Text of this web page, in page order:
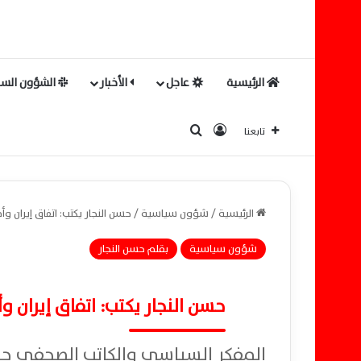
الرئيسية عاجل الأخبار الشؤون
تابعنا تسجيل الدخول
الرئيسية/شؤون سياسية/حسن النجار يكتب: اتفاق إيران
شؤون سياسية
بقلم حسن النجار
حسن النجار يكتب: اتفاق
المفكر السياسي والكاتب الصحفي